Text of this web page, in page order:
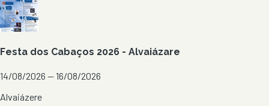
Festa dos Cabaços 2026 - Alvaiázare
14/08/2026 — 16/08/2026
Alvaiázere